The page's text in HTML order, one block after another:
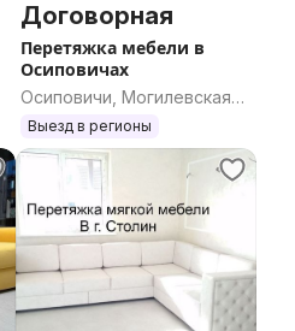
Договорная
Перетяжка мебели в
Осиповичах
Осиповичи, Могилевская
область
Выезд в регионы